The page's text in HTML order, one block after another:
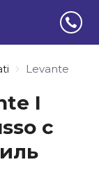
Levante
I
с